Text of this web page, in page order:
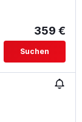
359 €
Suchen